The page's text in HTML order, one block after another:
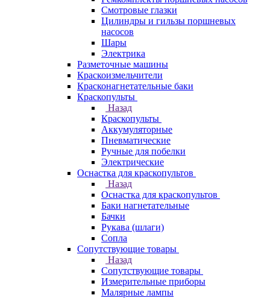
Смотровые глазки
Цилиндры и гильзы поршневых
насосов
Шары
Электрика
Разметочные машины
Краскоизмельчители
Красконагнетательные баки
Краскопульты
Назад
Краскопульты
Аккумуляторные
Пневматические
Ручные для побелки
Электрические
Оснастка для краскопультов
Назад
Оснастка для краскопультов
Баки нагнетательные
Бачки
Рукава (шлаги)
Сопла
Сопутствующие товары
Назад
Сопутствующие товары
Измерительные приборы
Малярные лампы